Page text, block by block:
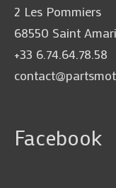
2 Les Pommiers
68550 Saint
+33 6.74.64.78.58
Facebook